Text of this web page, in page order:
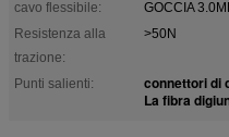
cavo flessibile:
GOCCIA
Resistenza alla
trazione:
>50N
Punti salienti: connettori di
La fibra